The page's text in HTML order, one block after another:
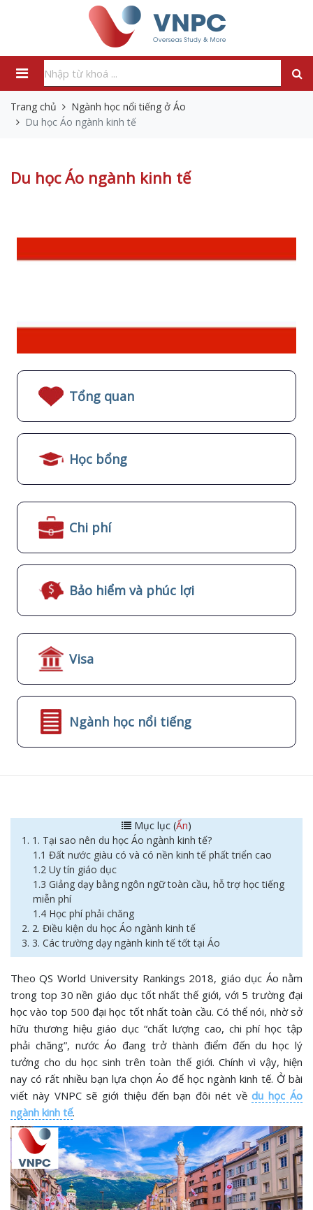
Trang chủ
Ngành học nổi tiếng ở Áo
Du học Áo ngành kinh tế
Du học Áo ngành kinh tế
Tổng quan
Học bổng
Chi phí
Bảo hiểm và phúc lợi
Visa
Ngành học nổi tiếng
Mục lục (Ẩn)
1. 1. Tại sao nên du học Áo ngành kinh tế?
1.1 Đất nước giàu có và có nền kinh tế phất triển cao
1.2 Uy tín giáo dục
1.3 Giảng dạy bằng ngôn ngữ toàn cầu, hỗ trợ học tiếng
miễn phí
1.4 Học phí phải chăng
2. 2. Điều kiện du học Áo ngành kinh tế
3. 3. Các trường dạy ngành kinh tế tốt tại Áo
Theo QS World University Rankings 2018, giáo dục Áo nằm
trong top 30 nền giáo dục tốt nhất thế giới, với 5 trường đại
học vào top 500 đại học tốt nhất toàn cầu. Có thể nói, nhờ sở
hữu thương hiệu giáo dục “chất lượng cao, chi phí học tập
phải chăng”, nước Áo đang trở thành điểm đến du học lý
tưởng cho du học sinh trên toàn thế giới. Chính vì vậy, hiện
nay có rất nhiều bạn lựa chọn Áo để học ngành kinh tế. Ở bài
viết này VNPC sẽ giới thiệu đến bạn đôi nét vềdu học Áo
ngành kinh tế.